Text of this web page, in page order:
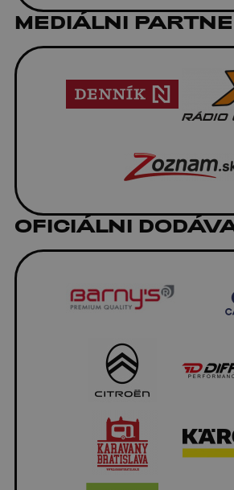
MEDIÁLNI
OFICIÁLNI